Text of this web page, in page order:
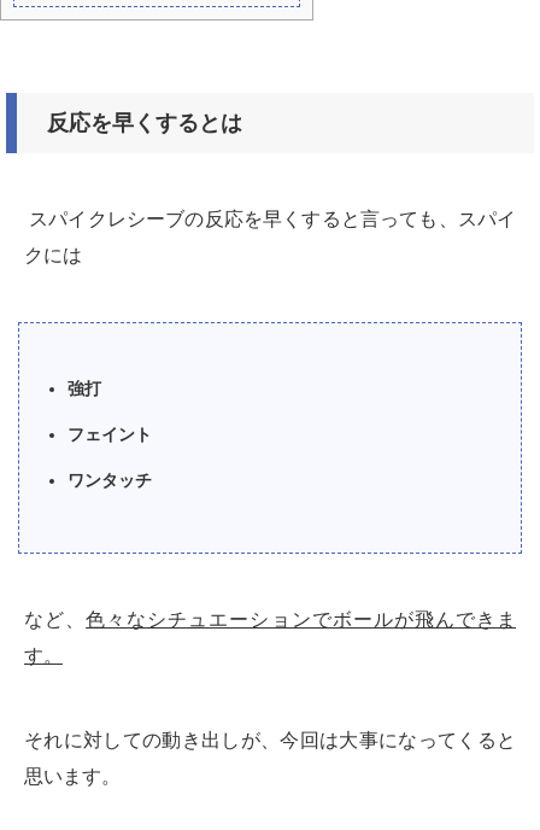
反応を早くするとは
スパイクレシーブの反応を早くすると言っても、スパイ
クには
強打
フェイント
ワンタッチ
など、色々なシチュエーションでボールが飛んできま
す。
それに対しての動き出しが、今回は大事になってくると
思います。